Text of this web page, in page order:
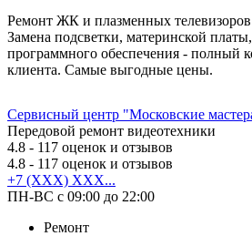
Ремонт ЖК и плазменных телевизоров
Замена подсветки, материнской
программного обеспечения - полный
клиента. Самые выгодные цены.
Сервисный центр "Московские
Передовой ремонт видеотехники
4.8 - 117 оценок и отзывов
4.8 - 117 оценок и отзывов
+7 (XXX) XXX...
ПН-ВС с 09:00 до 22:00
Ремонт